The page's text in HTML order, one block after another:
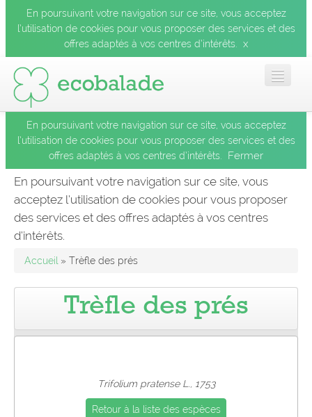
En poursuivant votre navigation sur ce site, vous acceptez
l’utilisation de cookies pour vous proposer des services et des
offres adaptés à vos centres d’intérêts.
x
Accueil
Les balades
Les espèces
Le blog
Pro
En poursuivant votre navigation sur ce site, vous acceptez
l’utilisation de cookies pour vous proposer des services et des
offres adaptés à vos centres d’intérêts.
Fermer
En poursuivant votre navigation sur ce site, vous
acceptez l’utilisation de cookies pour vous proposer
des services et des offres adaptés à vos centres
d’intérêts.
Accueil » Trèfle des prés
Trèfle des prés
Trifolium pratense L., 1753
Retour à la liste des espèces